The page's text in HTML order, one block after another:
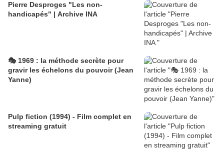
Pierre Desproges "Les non-
handicapés" | Archive INA
🎭 1969 : la méthode secrète pour
gravir les échelons du pouvoir (Jean
Yanne)
Pulp fiction (1994) - Film complet en
streaming gratuit